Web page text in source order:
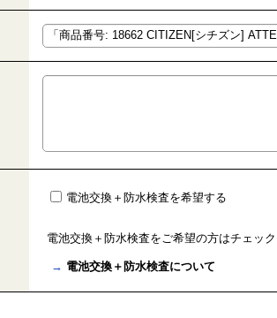
電池交換＋防水検査を希望する
電池交換＋防水検査をご希望の方はチェック
→ 電池交換＋防水検査について